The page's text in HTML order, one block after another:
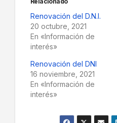
Renovación del D.N.I.
20 octubre, 2021
En «Información de
interés»
Renovación del DNI
16 noviembre, 2021
En «Información de
interés»